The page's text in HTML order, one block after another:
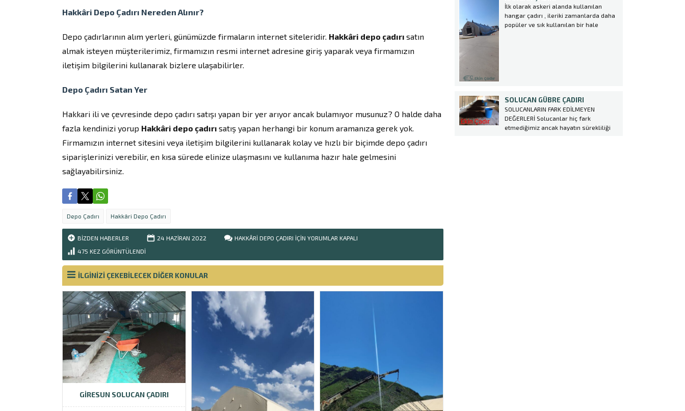
Hakkâri Depo Çadırı Nereden Alınır?
Depo çadırlarının alım yerleri, günümüzde firmaların internet siteleridir. Hakkâri depo çadırı satın
almak isteyen müşterilerimiz, firmamızın resmi internet adresine giriş yaparak veya firmamızın
iletişim bilgilerini kullanarak bizlere ulaşabilirler.
Depo Çadırı Satan Yer
Hakkari ili ve çevresinde depo çadırı satışı yapan bir yer arıyor ancak bulamıyor musunuz? O halde daha
fazla kendinizi yorup Hakkâri depo çadırı satış yapan herhangi bir konum aramanıza gerek yok.
Firmamızın internet sitesini veya iletişim bilgilerini kullanarak kolay ve hızlı bir biçimde depo çadırı
siparişlerinizi verebilir, en kısa sürede elinize ulaşmasını ve kullanıma hazır hale gelmesini
sağlayabilirsiniz.
Depo Çadırı Hakkâri Depo Çadırı
BIZDEN HABERLER 24 HAZIRAN 2022 HAKKÂRI DEPO ÇADIRI IÇIN YORUMLAR KAPALI
475 KEZ GÖRÜNTÜLENDI
İLGİNİZİ ÇEKEBİLECEK DİĞER KONULAR
GIRESUN SOLUCAN ÇADIRI
Kümes Çadırı ger geçen gün
isteyen girişimcilerin çoğunlukla tercih
ettiği kümes hayvancılığı...
İlk olarak askeri alanda kullanılan
hangar çadırı , ileriki zamanlarda daha
popüler ve sık kullanılan bir hale
SOLUCAN GÜBRE ÇADIRI
SOLUCANLARIN FARK EDİLMEYEN
DEĞERLERİ Solucanlar hiç fark
etmediğimiz ancak hayatın sürekliliği